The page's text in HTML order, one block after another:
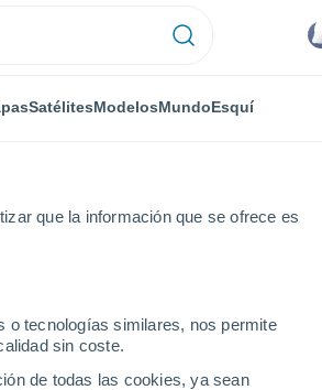
que la información que se ofrece es
o tecnologías similares, nos permite
sin coste.
de todas las cookies, ya sean
SatélitesModelosMundoEsquí